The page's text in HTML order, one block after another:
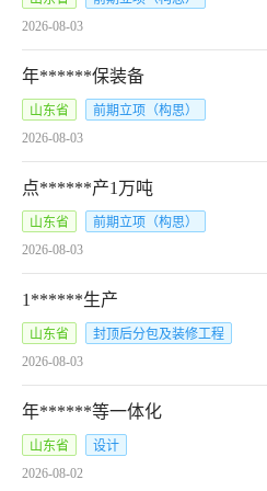
2026-08-03
年******保装备
山东省
前期立项（构思）
2026-08-03
点******产1万吨
山东省
前期立项（构思）
2026-08-03
1******生产
山东省
封顶后分包及装修工程
2026-08-03
年******等一体化
山东省
设计
2026-08-02